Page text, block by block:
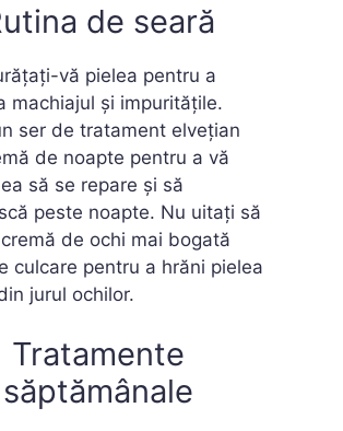
de seară
vă pielea pentru a
machiajul și impuritățile.
ser de tratament elvețian
de noapte pentru a vă
să se repare și să
peste noapte. Nu uitați să
de ochi mai bogată
culcare pentru a hrăni pielea
jurul ochilor.
Tratamente
săptămânale